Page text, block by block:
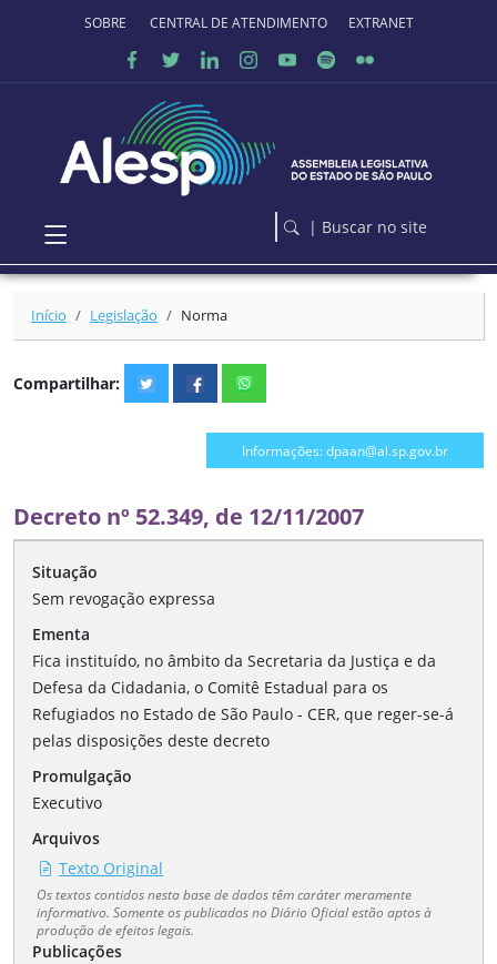
Ir para o conteúdo principal
SOBRE O PORTALCENTRAL DE ATENDIMENTO EXTRANET
| Buscar no site
Início Legislação Norma
Compartilhar:
Informações: dpaan@al.sp.gov.br
Decreto nº 52.349, de 12/11/2007
Situação
Sem revogação expressa
Ementa
Fica instituído, no âmbito da Secretaria da Justiça e da
Defesa da Cidadania, o Comitê Estadual para os
Refugiados no Estado de São Paulo - CER, que reger-se-á
pelas disposições deste decreto
Promulgação
Executivo
Arquivos
Texto Original
Os textos contidos nesta base de dados têm caráter meramente
informativo. Somente os publicados no Diário Oficial estão aptos à
produção de efeitos legais.
Publicações